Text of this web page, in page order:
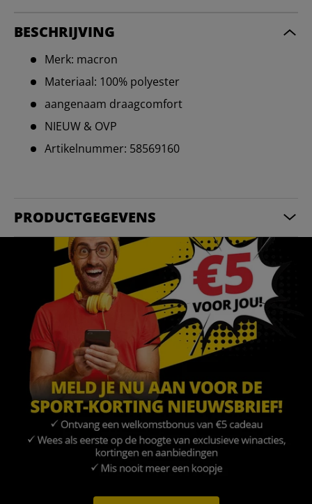
BESCHRIJVING
Merk: macron
Materiaal: 100% polyester
aangenaam draagcomfort
NIEUW & OVP
Artikelnummer: 58569160
PRODUCTGEGEVENS